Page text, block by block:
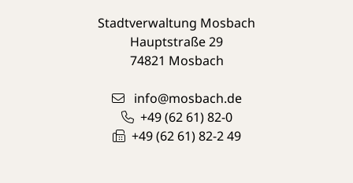
Stadtverwaltung Mosbach
Hauptstraße 29
74821 Mosbach
info@mosbach.de
+49 (62 61) 82-0
+49 (62 61) 82-2 49